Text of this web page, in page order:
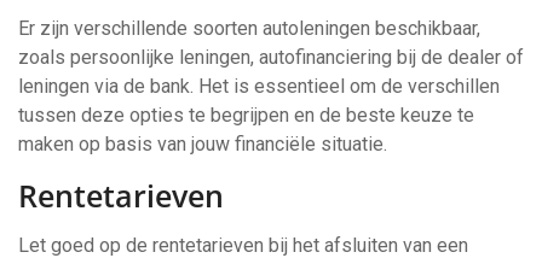
Er zijn verschillende soorten autoleningen beschikbaar,
zoals persoonlijke leningen, autofinanciering bij de dealer of
leningen via de bank. Het is essentieel om de verschillen
tussen deze opties te begrijpen en de beste keuze te
maken op basis van jouw financiële situatie.
Rentetarieven
Let goed op de rentetarieven bij het afsluiten van een